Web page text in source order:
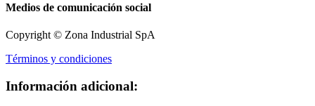
Medios de comunicación social
Copyright © Zona Industrial SpA
Términos y condiciones
Información adicional: